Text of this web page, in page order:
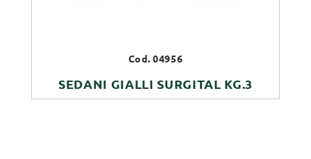
Cod. 04956
SEDANI GIALLI SURGITAL KG.3